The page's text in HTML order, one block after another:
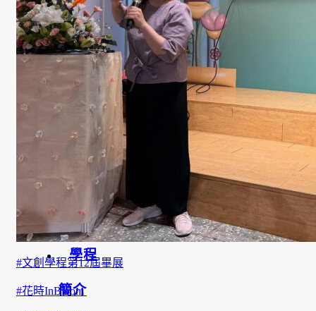
榮
譽
獎
助
金
學程
簡介
#文創學程第12屆畢展
#花時InBloom